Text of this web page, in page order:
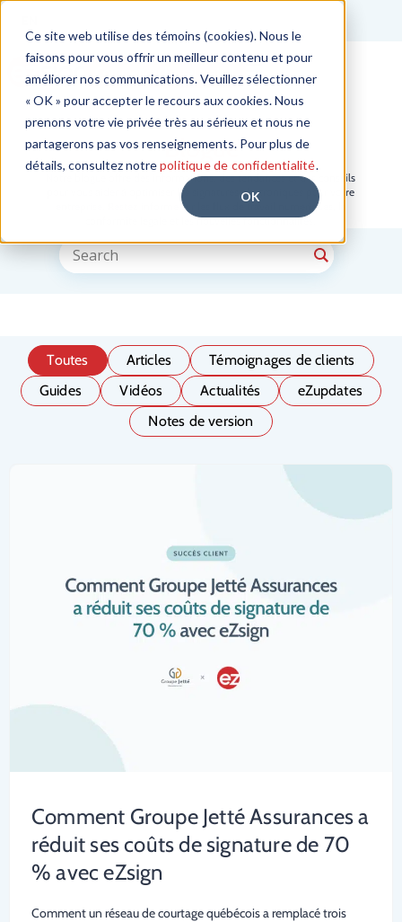
Ce site web utilise des témoins (cookies). Nous le
faisons pour vous offrir un meilleur contenu et pour
améliorer nos communications. Veuillez sélectionner
« OK » pour accepter le recours aux cookies. Nous
prenons votre vie privée très au sérieux et nous ne
partagerons pas vos renseignements. Pour plus de
détails, consultez notrepolitique de confidentialité.
OK
Commencer l'essai gratuit
Blogue
Notre blogue offre des informations, des tendances et des conseils
pour vous aider à optimiser les signatures électroniques pour votre
entreprise. Restez informé sur les flux de travail numériques, la
conformité légale et les nouvelles fonctionnalités.
Toutes Articles
Témoignages de clients
Guides
Vidéos Actualités
eZupdates
Notes de version
Comment Groupe Jetté Assurances a
réduit ses coûts de signature de 70
% avec eZsign
Comment un réseau de courtage québécois a remplacé trois